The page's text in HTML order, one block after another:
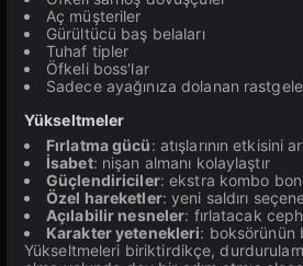
Aç müşteriler
Gürültücü baş belaları
Tuhaf tipler
Öfkeli boss'lar
Sadece ayağınıza dolanan
Yükseltmeler
Fırlatma gücü: atışlarının etkisini
İsabet: nişan almanı kolaylaştır
Güçlendiriciler: ekstra kombo
Özel hareketler: yeni saldırı
Açılabilir nesneler: fırlatacak
Karakter yetenekleri: boksörünün
Yükseltmeleri biriktirdikçe,